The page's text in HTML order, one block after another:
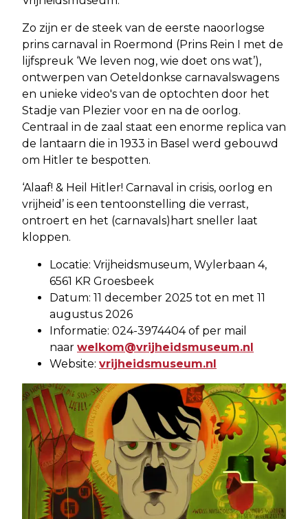
Zo zijn er de steek van de eerste naoorlogse
prins carnaval in Roermond (Prins Rein I met de
lijfspreuk ‘We leven nog, wie doet ons wat’),
ontwerpen van Oeteldonkse carnavalswagens
en unieke video's van de optochten door het
Stadje van Plezier voor en na de oorlog.
Centraal in de zaal staat een enorme replica van
de lantaarn die in 1933 in Basel werd gebouwd
om Hitler te bespotten.
‘Alaaf! & Heil Hitler! Carnaval in crisis, oorlog en
vrijheid’ is een tentoonstelling die verrast,
ontroert en het (carnavals)hart sneller laat
kloppen.
Locatie: Vrijheidsmuseum, Wylerbaan 4,
6561 KR Groesbeek
Datum: 11 december 2025 tot en met 11
augustus 2026
Informatie: 024-3974404 of per mail
naar welkom@vrijheidsmuseum.nl
Website: vrijheidsmuseum.nl